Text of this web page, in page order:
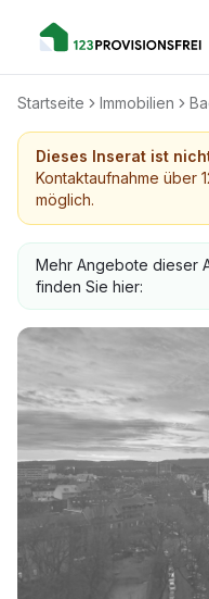
Startseite Immobilien
Dieses Inserat ist
Kontaktaufnahme über
möglich.
Mehr Angebote dieser
finden Sie hier: